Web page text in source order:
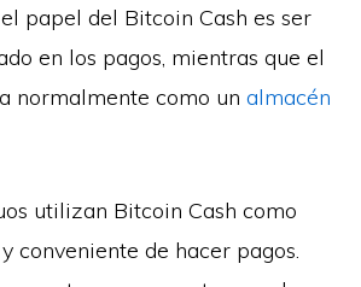
papel del Bitcoin Cash es ser
en los pagos, mientras que el
normalmente como unalmacén
utilizan Bitcoin Cash como
conveniente de hacer pagos.